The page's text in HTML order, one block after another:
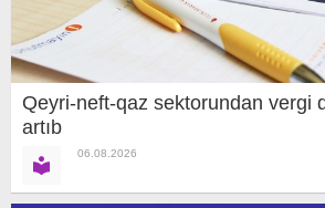
Qeyri-neft-qaz sektorundan vergi
artıb
06.08.2026